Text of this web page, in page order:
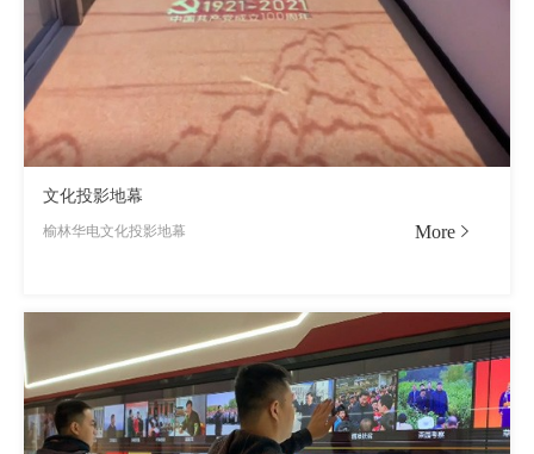
文化投影地幕
榆林华电文化投影地幕 More